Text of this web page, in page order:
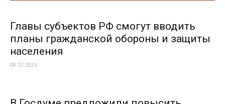
Главы субъектов РФ смогут вводить
планы гражданской обороны и защиты
населения
08.12.2025